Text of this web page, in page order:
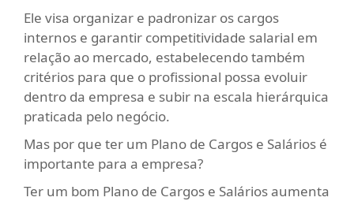
Ele visa organizar e padronizar os cargos
internos e garantir competitividade salarial em
relação ao mercado, estabelecendo também
critérios para que o profissional possa evoluir
dentro da empresa e subir na escala hierárquica
praticada pelo negócio.
Mas por que ter um Plano de Cargos e Salários é
importante para a empresa?
Ter um bom Plano de Cargos e Salários aumenta